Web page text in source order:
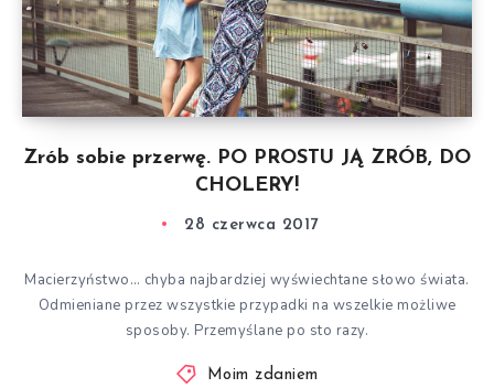
Zrób sobie przerwę. PO PROSTU JĄ ZRÓB, DO
CHOLERY!
28 czerwca 2017
Macierzyństwo… chyba najbardziej wyświechtane słowo świata.
Odmieniane przez wszystkie przypadki na wszelkie możliwe
sposoby. Przemyślane po sto razy.
Moim zdaniem